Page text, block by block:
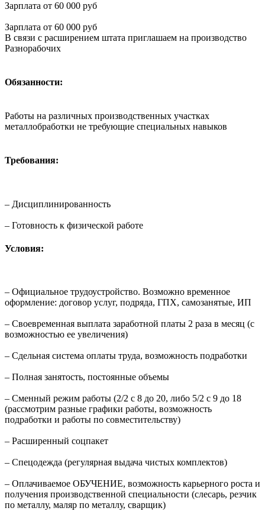
Зарплата от 60 000 руб
Зарплата от 60 000 руб
В связи с расширением штата приглашаем на производство
Разнорабочих
Обязанности:
Работы на различных производственных участках
металлобработки не требующие специальных навыков
Требования:
– Дисциплинированность
– Готовность к физической работе
Условия:
– Официальное трудоустройство. Возможно временное
оформление: договор услуг, подряда, ГПХ, самозанятые, ИП
– Своевременная выплата заработной платы 2 раза в месяц (с
возможностью ее увеличения)
– Сдельная система оплаты труда, возможность подработки
– Полная занятость, постоянные объемы
– Сменный режим работы (2/2 с 8 до 20, либо 5/2 с 9 до 18
(рассмотрим разные графики работы, возможность
подработки и работы по совместительству)
– Расширенный соцпакет
– Спецодежда (регулярная выдача чистых комплектов)
– Оплачиваемое ОБУЧЕНИЕ, возможность карьерного роста и
получения производственной специальности (слесарь, резчик
по металлу, маляр по металлу, сварщик)